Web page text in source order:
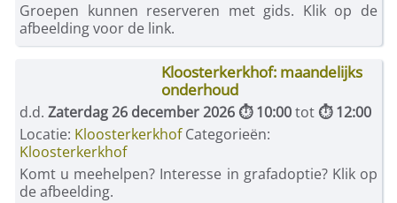
Groepen kunnen reserveren met gids. Klik op de
afbeelding voor de link.
Kloosterkerkhof: maandelijks
onderhoud
d.d.Zaterdag 26 december 2026 ⏱ 10:00tot ⏱ 12:00
Locatie: Kloosterkerkhof Categorieën:
Kloosterkerkhof
Komt u meehelpen? Interesse in grafadoptie? Klik op
de afbeelding.